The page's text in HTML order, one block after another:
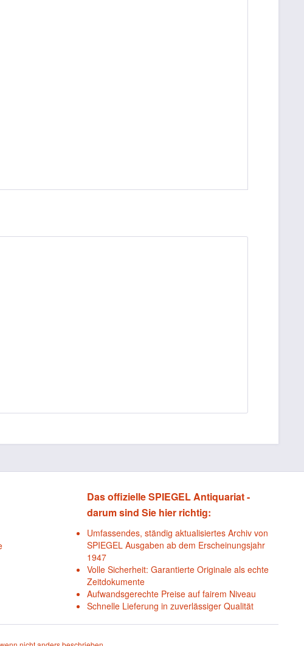
Das offizielle SPIEGEL Antiquariat -
darum sind Sie hier richtig:
Umfassendes, ständig aktualisiertes Archiv von
SPIEGEL Ausgaben ab dem Erscheinungsjahr
1947
Volle Sicherheit: Garantierte Originale als echte
Zeitdokumente
Aufwandsgerechte Preise auf fairem Niveau
Schnelle Lieferung in zuverlässiger Qualität